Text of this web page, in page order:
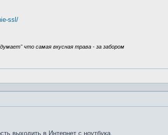
ssl/
что самая вкусная трава - за забором
выходить в Интернет с ноутбука.